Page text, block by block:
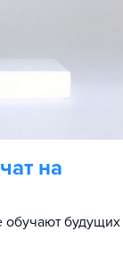
на
обучают будущих